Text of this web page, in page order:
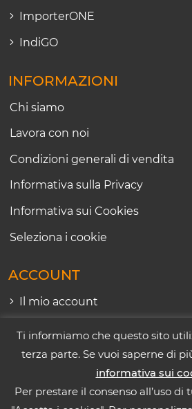
ImporterONE
IndiGO
INFORMAZIONI
Chi siamo
Lavora con noi
Condizioni generali di vendita
Informativa sulla Privacy
Informativa sui Cookies
Seleziona i cookie
ACCOUNT
Il mio account
Ti informiamo che questo sito
terza parte. Se vuoi saperne di
informativa sui
Per prestare il consenso all’uso di